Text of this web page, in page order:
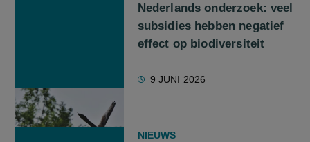
Nederlands onderzoek: veel
subsidies hebben negatief
effect op biodiversiteit
9 JUNI 2026
NIEUWS